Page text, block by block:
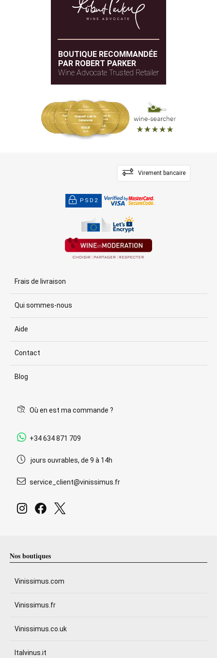
BOUTIQUE RECOMMANDÉE
PAR ROBERT PARKER
Wine Advocate Trusted Retailer
Virement bancaire
PSD2
Frais de livraison
Qui sommes-nous
Aide
Contact
Blog
Où en est ma commande ?
+34 634 871 709
jours ouvrables, de 9 à 14h
service_client@vinissimus.fr
Nos boutiques
Vinissimus.com
Vinissimus.fr
Vinissimus.co.uk
Italvinus.it